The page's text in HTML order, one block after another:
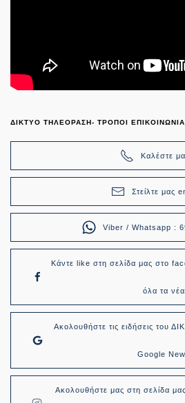
ΔΙΚΤΥΟ ΤΗΛΕΟΡΑΣΗ- ΤΡΟΠΟΙ
Καλέστε
Στείλτε μας
Viber / Whatsapp :
Κάντε like στη σελίδα μας στο
όλα τα νέα
Ακολουθήστε τις ειδήσεις του
Google
Ακολουθήστε μας στη σελίδα